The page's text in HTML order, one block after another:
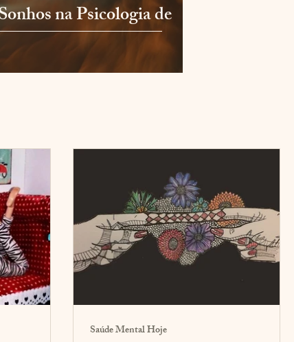
na Psicologia de
Saúde Mental Hoje